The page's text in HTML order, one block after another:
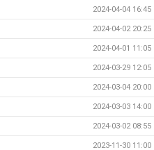
2024-04-04 16:45
2024-04-02 20:25
2024-04-01 11:05
2024-03-29 12:05
2024-03-04 20:00
2024-03-03 14:00
2024-03-02 08:55
2023-11-30 11:00